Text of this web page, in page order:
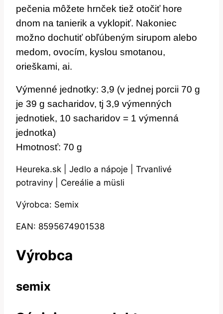
pečenia môžete hrnček tiež otočiť hore
dnom na tanierik a vyklopiť. Nakoniec
možno dochutiť obľúbeným sirupom alebo
medom, ovocím, kyslou smotanou,
orieškami, ai.
Výmenné jednotky: 3,9 (v jednej porcii 70 g
je 39 g sacharidov, tj 3,9 výmenných
jednotiek, 10 sacharidov = 1 výmenná
jednotka)
Hmotnosť: 70 g
Heureka.sk | Jedlo a nápoje | Trvanlivé
potraviny | Cereálie a müsli
Výrobca: Semix
EAN: 8595674901538
Výrobca
semix